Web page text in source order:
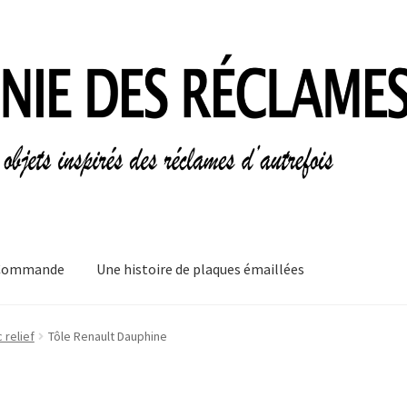
Une histoire de plaques émaillées
Informations légales
relief Tôle Renault Dauphine